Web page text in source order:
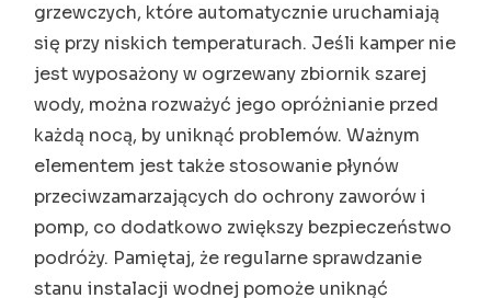
grzewczych, które automatycznie uruchamiają
się przy niskich temperaturach. Jeśli kamper nie
jest wyposażony w ogrzewany zbiornik szarej
wody, można rozważyć jego opróżnianie przed
każdą nocą, by uniknąć problemów. Ważnym
elementem jest także stosowanie płynów
przeciwzamarzających do ochrony zaworów i
pomp, co dodatkowo zwiększy bezpieczeństwo
podróży. Pamiętaj, że regularne sprawdzanie
stanu instalacji wodnej pomoże uniknąć